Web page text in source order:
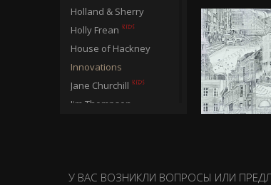
Holland & Sherry
Holly Frean
House of Hackney
Innovations
Jane Churchill
Jim Thompson
У ВАС ВОЗНИКЛИ ВОПРОСЫ ИЛИ